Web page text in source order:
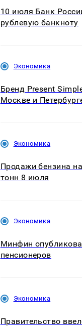
10 июля Банк
рублевую банкноту
Экономика
Бренд Present
Москве и
Экономика
Продажи бензина
тонн 8 июля
Экономика
Минфин
пенсионеров
Экономика
Правительство